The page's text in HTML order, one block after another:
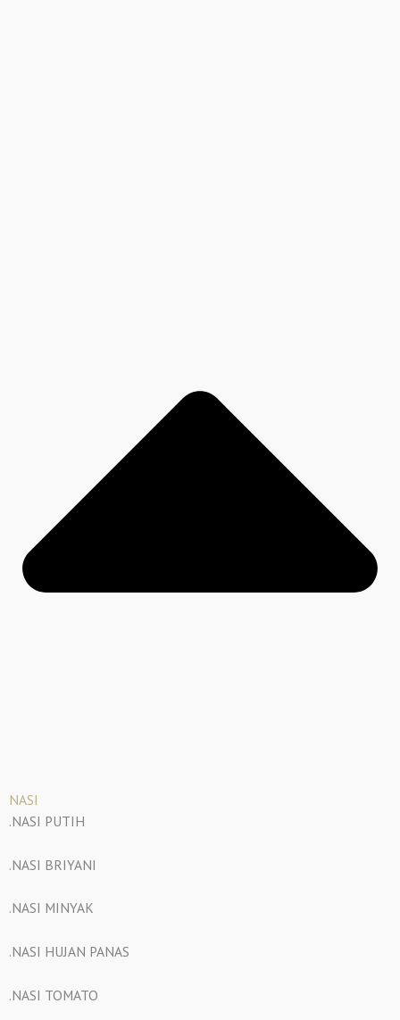
NASI
.NASI PUTIH
.NASI BRIYANI
.NASI MINYAK
.NASI HUJAN PANAS
.NASI TOMATO